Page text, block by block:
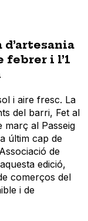
febrer i l’1
i aire fresc. La
del barri, Fet al
març al Passeig
últim cap de
de
edició,
comerços del
i de